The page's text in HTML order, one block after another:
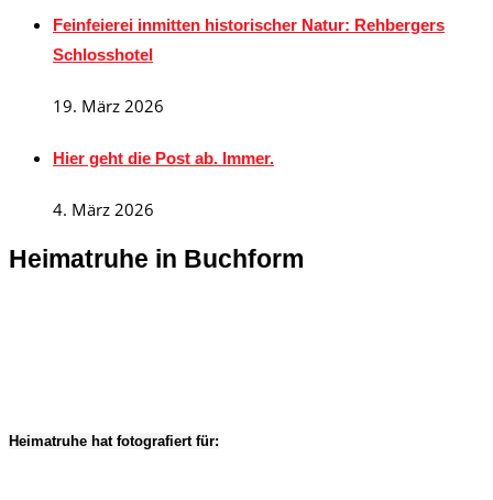
Feinfeierei inmitten historischer Natur: Rehbergers
Schlosshotel
19. März 2026
Hier geht die Post ab. Immer.
4. März 2026
Heimatruhe in Buchform
Heimatruhe hat fotografiert für: